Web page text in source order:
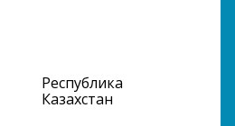
Республика
Казахстан